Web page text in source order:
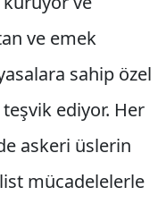
ve emek
sahip özel
ediyor. Her
askeri üslerin
mücadelelerle